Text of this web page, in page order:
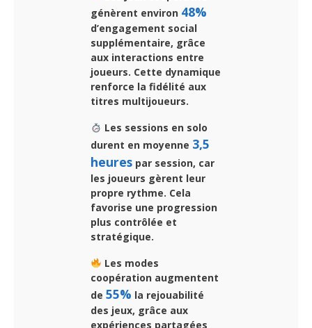
génèrent environ 48%
d’engagement social
supplémentaire, grâce
aux interactions entre
joueurs. Cette dynamique
renforce la fidélité aux
titres multijoueurs.
Les sessions en solo
durent en moyenne 3,5
heures par session, car
les joueurs gèrent leur
propre rythme. Cela
favorise une progression
plus contrôlée et
stratégique.
Les modes
coopération augmentent
de 55% la rejouabilité
des jeux, grâce aux
expériences partagées